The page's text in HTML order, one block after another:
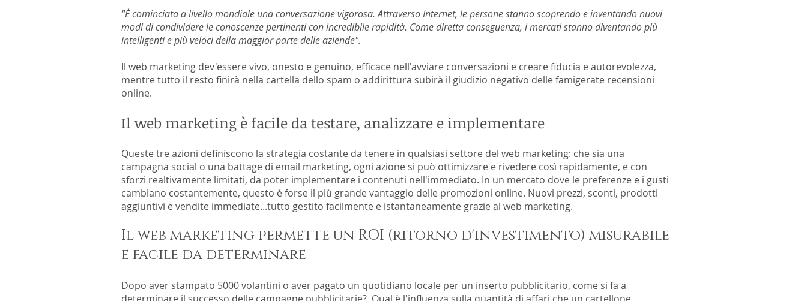
"È cominciata a livello mondiale una conversazione vigorosa. Attraverso Internet, le persone stanno scoprendo e inventando nuovi
modi di condividere le conoscenze pertinenti con incredibile rapidità. Come diretta conseguenza, i mercati stanno diventando più
intelligenti e più veloci della maggior parte delle aziende".
Il web marketing dev'essere vivo, onesto e genuino, efficace nell'avviare conversazioni e creare fiducia e autorevolezza,
mentre tutto il resto finirà nella cartella dello spam o addirittura subirà il giudizio negativo delle famigerate recensioni
online.
Il web marketing è facile datestare, analizzare e implementare
Queste tre azioni definiscono la strategia costante da tenere in qualsiasi settore del web marketing: che sia una
campagna social o una battage di email marketing, ogni azione si può ottimizzare e rivedere così rapidamente, e con
sforzi realtivamente limitati, da poter implementare i contenuti nell'immediato. In un mercato dove le preferenze e i gusti
cambiano costantemente, questo è forse il più grande vantaggio delle promozioni online. Nuovi prezzi, sconti, prodotti
aggiuntivi e vendite immediate...tutto gestito facilmente e istantaneamente grazie al web marketing.
Il web marketing permette un ROI (ritorno d'investimento) misurabile
e facile da determinare
Dopo aver stampato 5000 volantini o aver pagato un quotidiano locale per un inserto pubblicitario, come si fa a